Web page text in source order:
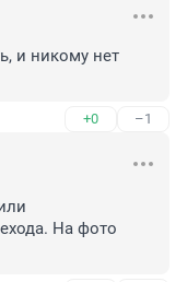
и никому нет
+0 –1
На фото